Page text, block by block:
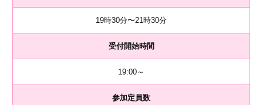
19時30分〜21時30分
受付開始時間
19:00～
参加定員数